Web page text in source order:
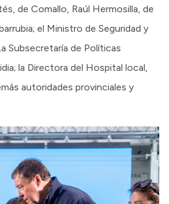
de Comallo, Raúl Hermosilla, de
el Ministro de Seguridad y
Subsecretaría de Políticas
la Directora del Hospital local,
autoridades provinciales y